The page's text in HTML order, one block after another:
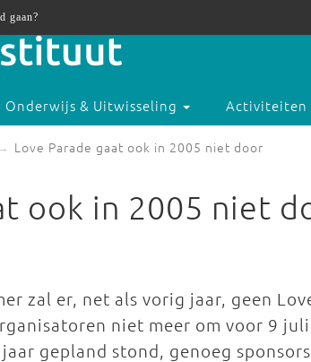
Onderwijs & Uitwisseling Activiteiten
Love Parade gaat ook in 2005 niet door
ook in 2005 niet
zal er, net als vorig jaar, geen
niet meer om voor 9
gepland stond, genoeg
gaan?